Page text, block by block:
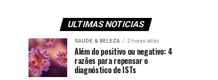
ULTIMAS NOTICIAS
SAUDE & BELEZA 2 horas atrás
Além do positivo ou negativo: 4
razões para repensar o
diagnóstico de ISTs